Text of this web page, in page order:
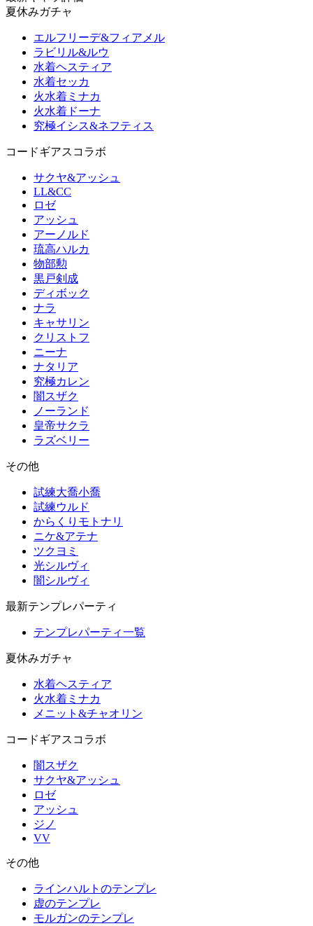
夏休みガチャ
エルフリーデ&フィアメル
ラビリル&ルウ
水着ヘスティア
水着セッカ
火水着ミナカ
火水着ドーナ
究極イシス&ネフティス
コードギアスコラボ
サクヤ&アッシュ
LL&CC
ロゼ
アッシュ
アーノルド
琉高ハルカ
物部勲
黒戸剣成
ディボック
ナラ
キャサリン
クリストフ
ニーナ
ナタリア
究極カレン
闇スザク
ノーランド
皇帝サクラ
ラズベリー
その他
試練大喬小喬
試練ウルド
からくりモトナリ
ニケ&アテナ
ツクヨミ
光シルヴィ
闇シルヴィ
最新テンプレパーティ
テンプレパーティ一覧
夏休みガチャ
水着ヘスティア
火水着ミナカ
メニット&チャオリン
コードギアスコラボ
闇スザク
サクヤ&アッシュ
ロゼ
アッシュ
ジノ
VV
その他
ラインハルトのテンプレ
虚のテンプレ
モルガンのテンプレ